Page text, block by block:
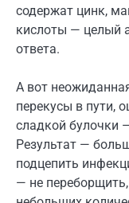
содержат цинк,
кислоты — целый
ответа.
А вот
перекусы в пути,
сладкой булочки
Результат —
подцепить
— не